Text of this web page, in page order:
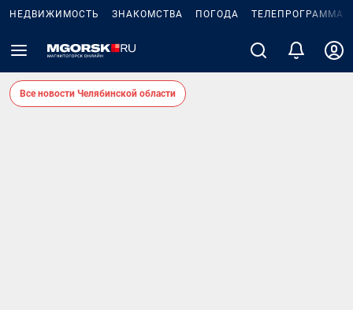
НЕДВИЖИМОСТЬ ЗНАКОМСТВА ПОГОДА ТЕЛЕПРОГРАММА
Все новости Челябинской области